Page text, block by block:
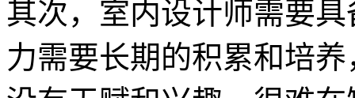
其次，室内设计师需要
力需要长期的积累和培